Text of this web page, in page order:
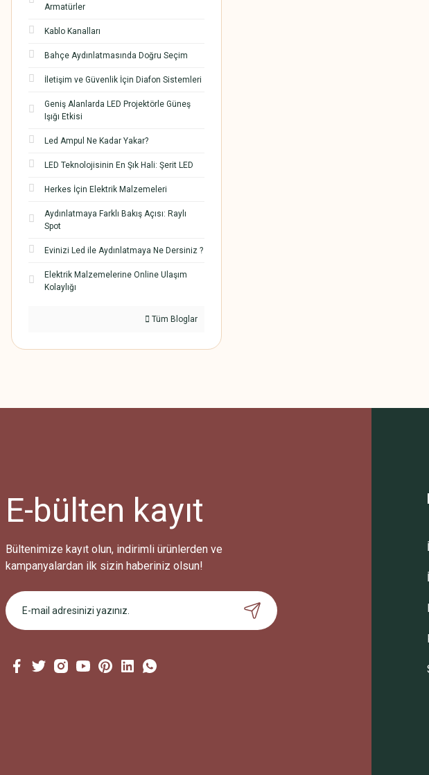
Armatürler
Kablo Kanalları
Bahçe Aydınlatmasında Doğru Seçim
İletişim ve Güvenlik İçin Diafon Sistemleri
Geniş Alanlarda LED Projektörle Güneş
Işığı Etkisi
Led Ampul Ne Kadar Yakar?
LED Teknolojisinin En Şık Hali: Şerit LED
Herkes İçin Elektrik Malzemeleri
Aydınlatmaya Farklı Bakış Açısı: Raylı
Spot
Evinizi Led ile Aydınlatmaya Ne Dersiniz ?
Elektrik Malzemelerine Online Ulaşım
Kolaylığı
Tüm Bloglar
E-bülten kayıt
Bültenimize kayıt olun, indirimli ürünlerden ve
kampanyalardan ilk sizin haberiniz olsun!